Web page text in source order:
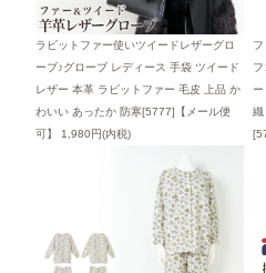
ラビットファー使いツイードレザーグロ
ーブ♪グローブ レディース 手袋 ツイード
レザー 本革 ラビットファー 毛皮 上品 か
わいい あったか 防寒[5777]【メール便
可】
1,980円(内税)
織